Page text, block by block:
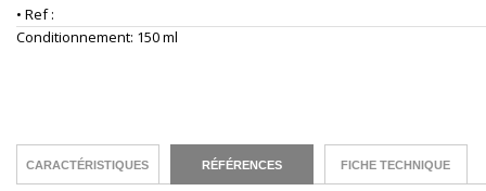
• Ref :
Conditionnement: 150 ml
CARACTÉRISTIQUES RÉFÉRENCES FICHE TECHNIQUE